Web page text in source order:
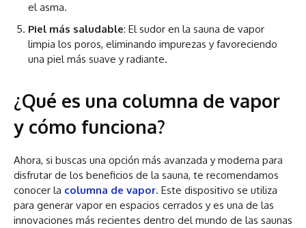
el asma.
Piel más saludable: El sudor en la sauna de vapor
limpia los poros, eliminando impurezas y favoreciendo
una piel más suave y radiante.
¿Qué es una columna de vapor
y cómo funciona?
Ahora, si buscas una opción más avanzada y moderna para
disfrutar de los beneficios de la sauna, te recomendamos
conocer la columna de vapor. Este dispositivo se utiliza
para generar vapor en espacios cerrados y es una de las
innovaciones más recientes dentro del mundo de las saunas